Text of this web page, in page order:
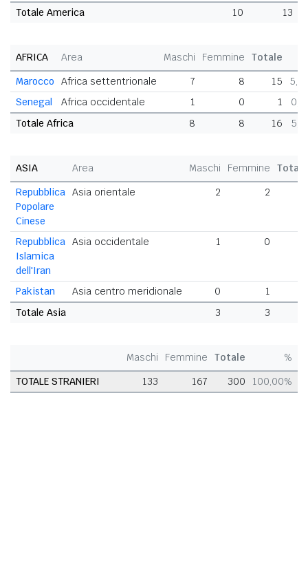
Totale America 10 13
AFRICA Area Maschi Femmine
Totale
Marocco
Africa settentrionale 7 8 15
Senegal
Africa occidentale 1 0 1
Totale Africa
8 8 16
ASIA Area Maschi Femmine
Totale
Repubblica
Popolare
Cinese
Asia orientale 2 2
Repubblica
Islamica
dell'Iran
Asia occidentale 1 0
Pakistan Asia centro meridionale 0 1
Totale Asia
3 3
Maschi Femmine Totale
%
TOTALE STRANIERI
133 167 300 100,00%